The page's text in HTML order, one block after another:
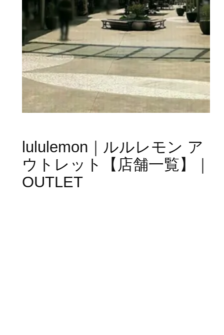
lululemon｜ルルレモン ア
ウトレット【店舗一覧】｜
OUTLET